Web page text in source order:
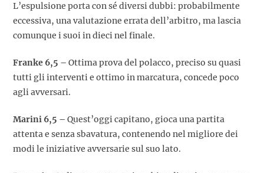
L’espulsione porta con sé diversi dubbi: probabilmente
eccessiva, una valutazione errata dell’arbitro, ma lascia
comunque i suoi in dieci nel finale.
Franke 6,5 – Ottima prova del polacco, preciso su quasi
tutti gli interventi e ottimo in marcatura, concede poco
agli avversari.
Marini 6,5 – Quest’oggi capitano, gioca una partita
attenta e senza sbavatura, contenendo nel migliore dei
modi le iniziative avversarie sul suo lato.